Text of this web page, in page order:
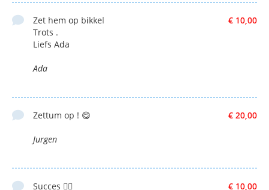
€ 10,00
Zet hem op bikkel
Trots .
Liefs Ada
Ada
€ 20,00
Zettum op ! 😋
Jurgen
€ 10,00
Succes 🚴‍♂️